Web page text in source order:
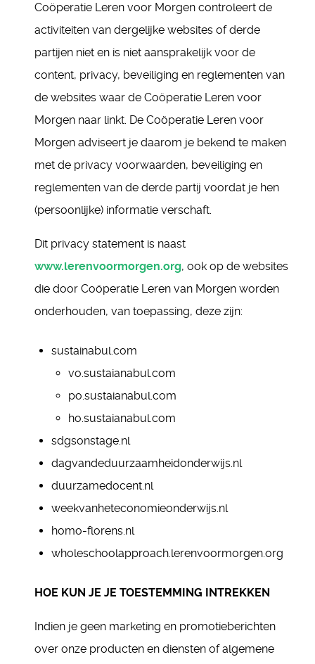
Coöperatie Leren voor Morgen controleert de
activiteiten van dergelijke websites of derde
partijen niet en is niet aansprakelijk voor de
content, privacy, beveiliging en reglementen van
de websites waar de Coöperatie Leren voor
Morgen naar linkt. De Coöperatie Leren voor
Morgen adviseert je daarom je bekend te maken
met de privacy voorwaarden, beveiliging en
reglementen van de derde partij voordat je hen
(persoonlijke) informatie verschaft.
Dit privacy statement is naast
www.lerenvoormorgen.org, ook op de websites
die door Coöperatie Leren van Morgen worden
onderhouden, van toepassing, deze zijn:
sustainabul.com
vo.sustaianabul.com
po.sustaianabul.com
ho.sustaianabul.com
sdgsonstage.nl
dagvandeduurzaamheidonderwijs.nl
duurzamedocent.nl
weekvanheteconomieonderwijs.nl
homo-florens.nl
wholeschoolapproach.lerenvoormorgen.org
HOE KUN JE JE TOESTEMMING INTREKKEN
Indien je geen marketing en promotieberichten
over onze producten en diensten of algemene